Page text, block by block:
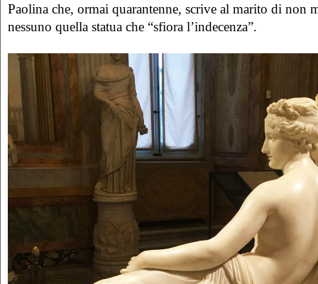
Paolina che, ormai quarantenne, scrive al marito di non
nessuno quella statua che “sfiora l’indecenza”.